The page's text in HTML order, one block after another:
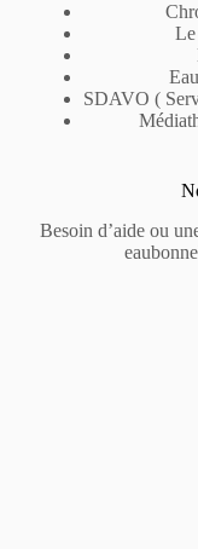
Le
SDAVO (
Besoin d’aide ou